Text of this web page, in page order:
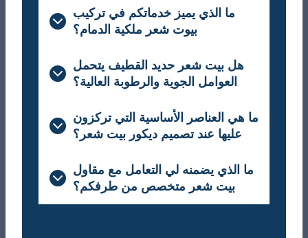
ما الذي يميز خدماتكم في تركيب
بيوت شعر ملكية الدمام؟
هل بيت شعر حديد القطيف يتحمل
العوامل الجوية والرطوبة العالية؟
ما هي العناصر الأساسية التي تركزون
عليها عند تصميم ديكور بيت شعر؟
ما الذي يضمنه لي التعامل مع مقاول
بيت شعر متخصص من طرفكم؟